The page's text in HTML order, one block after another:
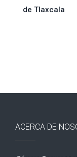
de Tlaxcala
ACERCA DE